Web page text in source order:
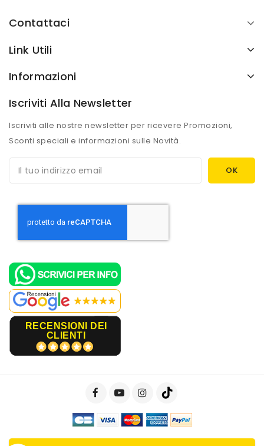
Contattaci
Link Utili
Informazioni
Iscriviti Alla Newsletter
Iscriviti alle nostre newsletter per ricevere Promozioni,
Sconti speciali e informazioni sulle Novità.
RECENSIONI DEI
CLIENTI